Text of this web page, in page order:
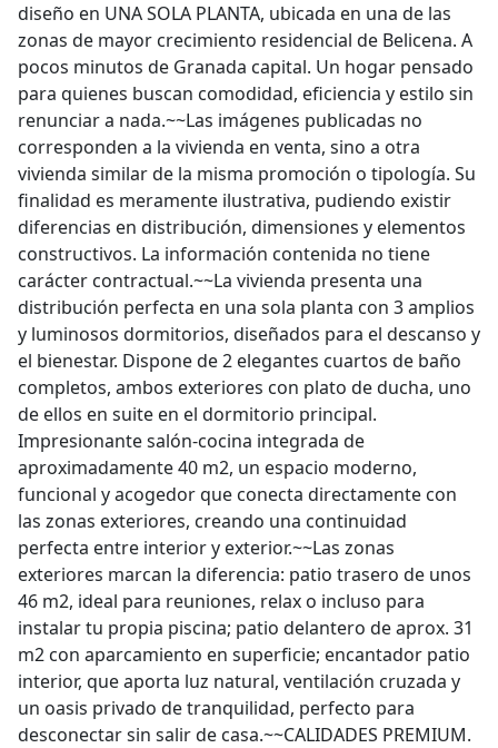
diseño en UNA SOLA PLANTA, ubicada en una de las
zonas de mayor crecimiento residencial de Belicena. A
pocos minutos de Granada capital. Un hogar pensado
para quienes buscan comodidad, eficiencia y estilo sin
renunciar a nada.~~Las imágenes publicadas no
corresponden a la vivienda en venta, sino a otra
vivienda similar de la misma promoción o tipología. Su
finalidad es meramente ilustrativa, pudiendo existir
diferencias en distribución, dimensiones y elementos
constructivos. La información contenida no tiene
carácter contractual.~~La vivienda presenta una
distribución perfecta en una sola planta con 3 amplios
y luminosos dormitorios, diseñados para el descanso y
el bienestar. Dispone de 2 elegantes cuartos de baño
completos, ambos exteriores con plato de ducha, uno
de ellos en suite en el dormitorio principal.
Impresionante salón-cocina integrada de
aproximadamente 40 m2, un espacio moderno,
funcional y acogedor que conecta directamente con
las zonas exteriores, creando una continuidad
perfecta entre interior y exterior.~~Las zonas
exteriores marcan la diferencia: patio trasero de unos
46 m2, ideal para reuniones, relax o incluso para
instalar tu propia piscina; patio delantero de aprox. 31
m2 con aparcamiento en superficie; encantador patio
interior, que aporta luz natural, ventilación cruzada y
un oasis privado de tranquilidad, perfecto para
desconectar sin salir de casa.~~CALIDADES PREMIUM.